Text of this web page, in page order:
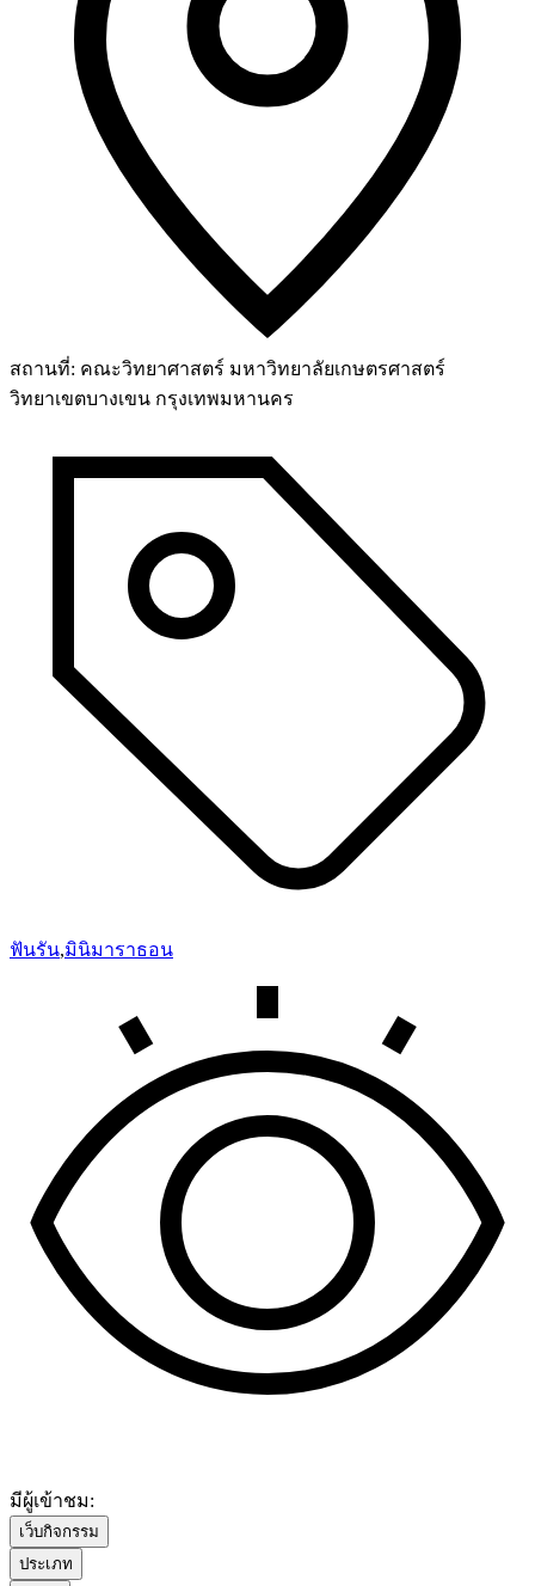
สถานที่: คณะวิทยาศาสตร์ มหาวิทยาลัยเกษตรศาสตร์
วิทยาเขตบางเขน กรุงเทพมหานคร
ฟันรัน,มินิมาราธอน
มีผู้เข้าชม:
เว็บกิจกรรม
ประเภท